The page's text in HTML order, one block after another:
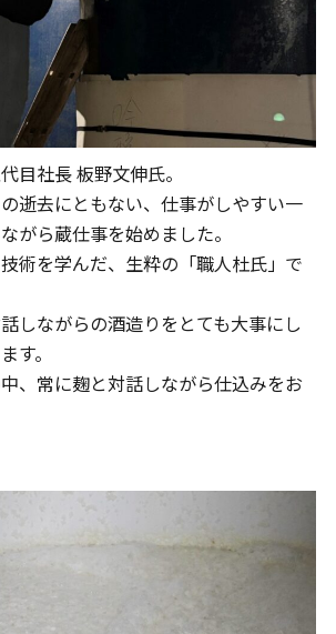
目社長 板野文伸氏。
逝去にともない、仕事がしやすい一
がら蔵仕事を始めました。
術を学んだ、生粋の「職人杜氏」で
話しながらの酒造りをとても大事にし
す。
、常に麹と対話しながら仕込みをお